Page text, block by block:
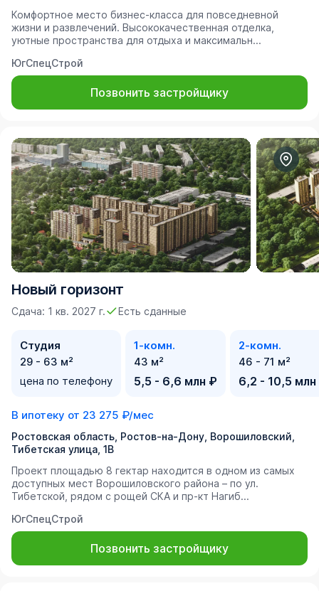
Комфортное место бизнес-класса для повседневной
жизни и развлечений. Высококачественная отделка,
уютные пространства для отдыха и максимальн...
ЮгСпецСтрой
Позвонить застройщику
Новый горизонт
Сдача: 1 кв. 2027 г. Есть сданные
Студия
29 - 63 м²
цена по телефону
1-комн.
43 м²
5,5 - 6,6 млн ₽
2-комн.
46 - 71 м²
6,2 - 10,5
В ипотеку от 23 275 ₽/мес
Ростовская область, Ростов-на-Дону, Ворошиловский,
Тибетская улица, 1В
Проект площадью 8 гектар находится в одном из самых
доступных мест Ворошиловского района – по ул.
Тибетской, рядом с рощей СКА и пр-кт Нагиб...
ЮгСпецСтрой
Позвонить застройщику